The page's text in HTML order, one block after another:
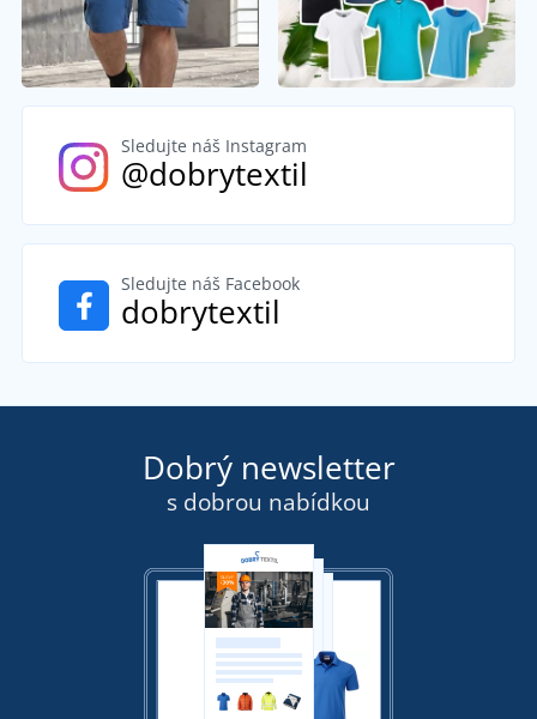
Sledujte náš Instagram
@dobrytextil
Sledujte náš Facebook
dobrytextil
Dobrý newsletter
s dobrou nabídkou